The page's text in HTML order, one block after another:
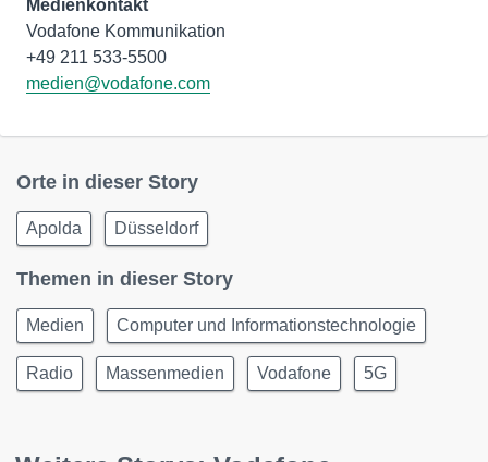
Medienkontakt
Vodafone Kommunikation
medien@vodafone.com
Orte in dieser Story
Apolda Düsseldorf
Themen in dieser Story
Medien Computer und Informationstechnologie
Radio Massenmedien Vodafone 5G